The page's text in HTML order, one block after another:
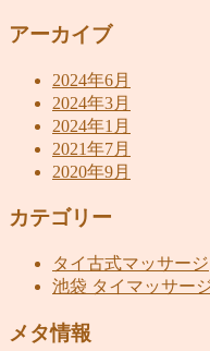
アーカイブ
2024年6月
2024年3月
2024年1月
2021年7月
2020年9月
カテゴリー
タイ古式マッサージ
池袋 タイマッサー
メタ情報